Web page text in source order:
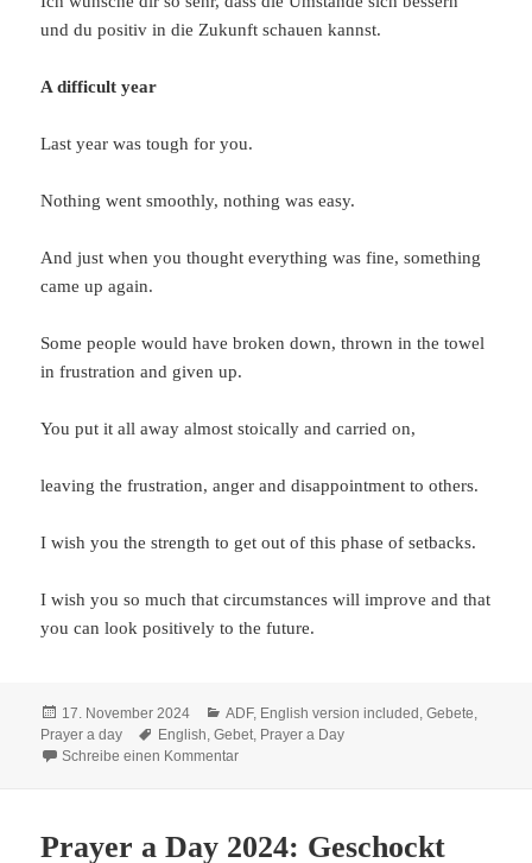
und du positiv in die Zukunft schauen kannst.
A difficult year
Last year was tough for you.
Nothing went smoothly, nothing was easy.
And just when you thought everything was fine, something
came up again.
Some people would have broken down, thrown in the towel
in frustration and given up.
You put it all away almost stoically and carried on,
leaving the frustration, anger and disappointment to others.
I wish you the strength to get out of this phase of setbacks.
I wish you so much that circumstances will improve and that
you can look positively to the future.
Veröffentlicht
am
17. November 2024 Kategorien
ADF, English version included ,Gebete,
Prayer a day
Schlagwörter
English,Gebet, Prayer a Day
Schreibe einen Kommentarzu Prayer a Day 2024: Ein hartes Jahr
Prayer a Day 2024: Geschockt